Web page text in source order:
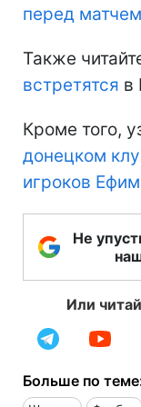
перед
Также
встретятся в
Кроме того,
донецком
игроков
Не
Или
Больше по